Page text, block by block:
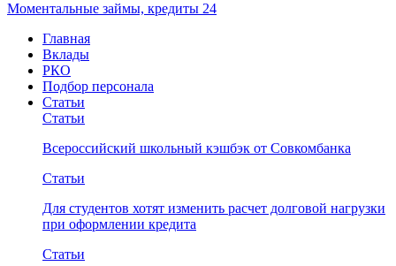
Моментальные займы, кредиты 24
Главная
Вклады
РКО
Подбор персонала
Статьи
Статьи
Всероссийский школьный кэшбэк от Совкомбанка
Статьи
Для студентов хотят изменить расчет долговой нагрузки
при оформлении кредита
Статьи